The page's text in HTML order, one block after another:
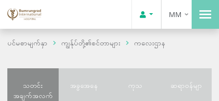
MM
ပင်မစာမျက်နှာ ကျွန်ုပ်တို့၏စင်တာများ ကလေးဌာန
သတင်း
အချက်အလက်
အခွအေနေ ကုသ ဆရာဝန်မျာ